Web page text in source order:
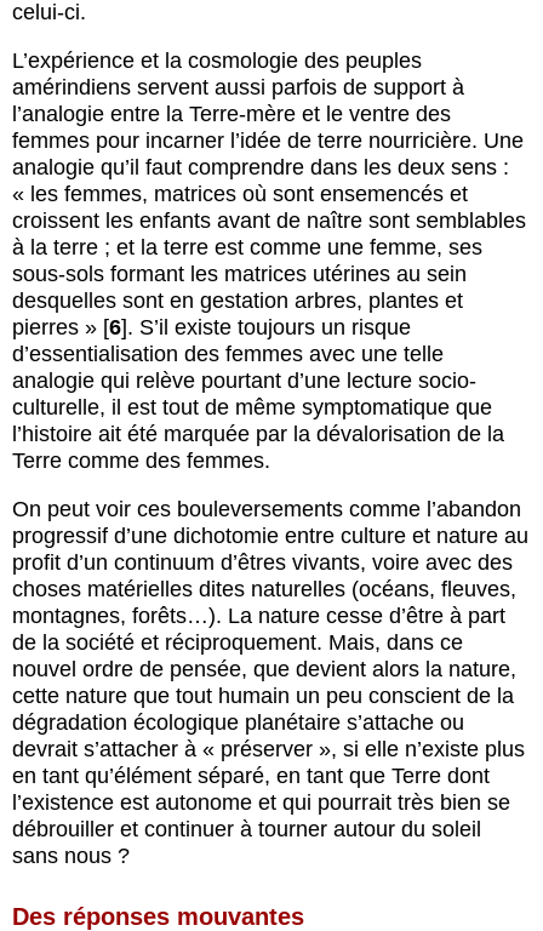
celui-ci.
L’expérience et la cosmologie des peuples
amérindiens servent aussi parfois de support à
l’analogie entre la Terre-mère et le ventre des
femmes pour incarner l’idée de terre nourricière. Une
analogie qu’il faut comprendre dans les deux sens :
« les femmes, matrices où sont ensemencés et
croissent les enfants avant de naître sont semblables
à la terre ; et la terre est comme une femme, ses
sous-sols formant les matrices utérines au sein
desquelles sont en gestation arbres, plantes et
pierres » [6]. S’il existe toujours un risque
d’essentialisation des femmes avec une telle
analogie qui relève pourtant d’une lecture socio-
culturelle, il est tout de même symptomatique que
l’histoire ait été marquée par la dévalorisation de la
Terre comme des femmes.
On peut voir ces bouleversements comme l’abandon
progressif d’une dichotomie entre culture et nature au
profit d’un continuum d’êtres vivants, voire avec des
choses matérielles dites naturelles (océans, fleuves,
montagnes, forêts…). La nature cesse d’être à part
de la société et réciproquement. Mais, dans ce
nouvel ordre de pensée, que devient alors la nature,
cette nature que tout humain un peu conscient de la
dégradation écologique planétaire s’attache ou
devrait s’attacher à « préserver », si elle n’existe plus
en tant qu’élément séparé, en tant que Terre dont
l’existence est autonome et qui pourrait très bien se
débrouiller et continuer à tourner autour du soleil
sans nous ?
Des réponses mouvantes